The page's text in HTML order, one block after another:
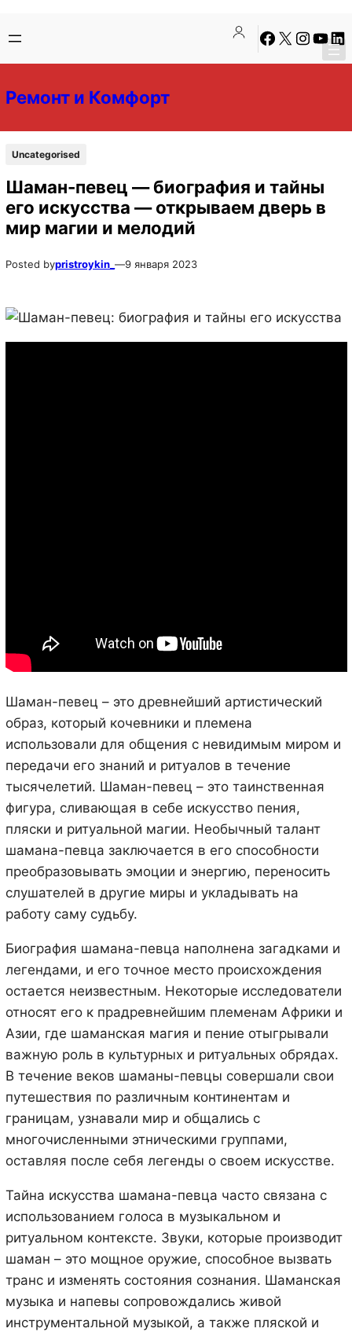
содержимому
содержимому
Facebook
X Instagram
Ремонт и Комфорт
Uncategorised
Шаман-певец — биография и тайны
его искусства — открываем дверь в
мир магии и мелодий
Posted bypristroykin_ —9 января 2023
Шаман-певец – это древнейший артистический
образ, который кочевники и племена
использовали для общения с невидимым миром и
передачи его знаний и ритуалов в течение
тысячелетий. Шаман-певец – это таинственная
фигура, сливающая в себе искусство пения,
пляски и ритуальной магии. Необычный талант
шамана-певца заключается в его способности
преобразовывать эмоции и энергию, переносить
слушателей в другие миры и укладывать на
работу саму судьбу.
Биография шамана-певца наполнена загадками и
легендами, и его точное место происхождения
остается неизвестным. Некоторые исследователи
относят его к прадревнейшим племенам Африки и
Азии, где шаманская магия и пение отыгрывали
важную роль в культурных и ритуальных обрядах.
В течение веков шаманы-певцы совершали свои
путешествия по различным континентам и
границам, узнавали мир и общались с
многочисленными этническими группами,
оставляя после себя легенды о своем искусстве.
Тайна искусства шамана-певца часто связана с
использованием голоса в музыкальном и
ритуальном контексте. Звуки, которые производит
шаман – это мощное оружие, способное вызвать
транс и изменять состояния сознания. Шаманская
музыка и напевы сопровождались живой
инструментальной музыкой, а также пляской и